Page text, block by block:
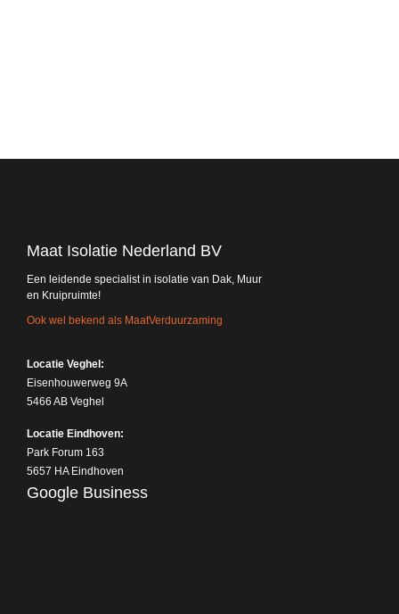
Maat Isolatie Nederland BV
Een leidende specialist in isolatie van Dak, Muur
en Kruipruimte!
Ook wel bekend als MaatVerduurzaming
Locatie Veghel:
Eisenhouwerweg 9A
5466 AB Veghel
Locatie Eindhoven:
Park Forum 163
5657 HA Eindhoven
Google Business